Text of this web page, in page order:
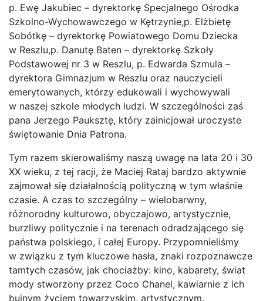
p. Ewę Jakubiec – dyrektorkę Specjalnego Ośrodka
Szkolno-Wychowawczego w Kętrzynie,p. Elżbietę
Sobótkę – dyrektorkę Powiatowego Domu Dziecka
w Reszlu,p. Danutę Baten – dyrektorkę Szkoły
Podstawowej nr 3 w Reszlu, p. Edwarda Szmula –
dyrektora Gimnazjum w Reszlu oraz nauczycieli
emerytowanych, którzy edukowali i wychowywali
w naszej szkole młodych ludzi. W szczególności zaś
pana Jerzego Pauksztę, który zainicjował uroczyste
świętowanie Dnia Patrona.
Tym razem skierowaliśmy naszą uwagę na lata 20 i 30
XX wieku, z tej racji, że Maciej Rataj bardzo aktywnie
zajmował się działalnością polityczną w tym właśnie
czasie. A czas to szczególny – wielobarwny,
różnorodny kulturowo, obyczajowo, artystycznie,
burzliwy politycznie i na terenach odradzającego się
państwa polskiego, i całej Europy. Przypomnieliśmy
w związku z tym kluczowe hasła, znaki rozpoznawcze
tamtych czasów, jak chociażby: kino, kabarety, świat
mody stworzony przez Coco Chanel, kawiarnie z ich
bujnym życiem towarzyskim, artystycznym.